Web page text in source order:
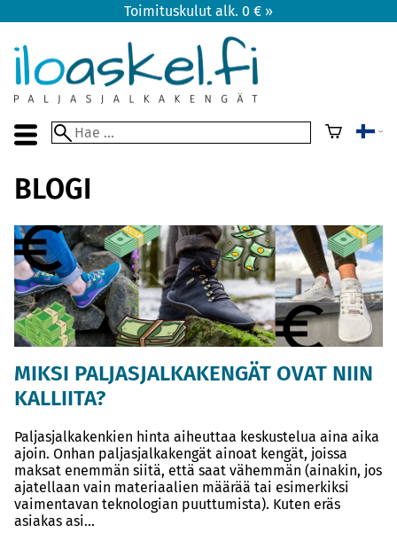
Toimituskulut alk. 0 € »
BLOGI
MIKSI PALJASJALKAKENGÄT OVAT NIIN
KALLIITA?
Paljasjalkakenkien hinta aiheuttaa keskustelua aina aika
ajoin. Onhan paljasjalkakengät ainoat kengät, joissa
maksat enemmän siitä, että saat vähemmän (ainakin, jos
ajatellaan vain materiaalien määrää tai esimerkiksi
vaimentavan teknologian puuttumista). Kuten eräs
asiakas asi...